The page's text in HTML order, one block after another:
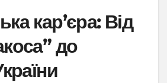
кар’єра: Від
до